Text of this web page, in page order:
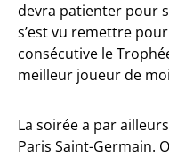
devra patienter pour
s’est vu remettre
consécutive le
meilleur joueur de
La soirée a par
Paris Saint-Germain.